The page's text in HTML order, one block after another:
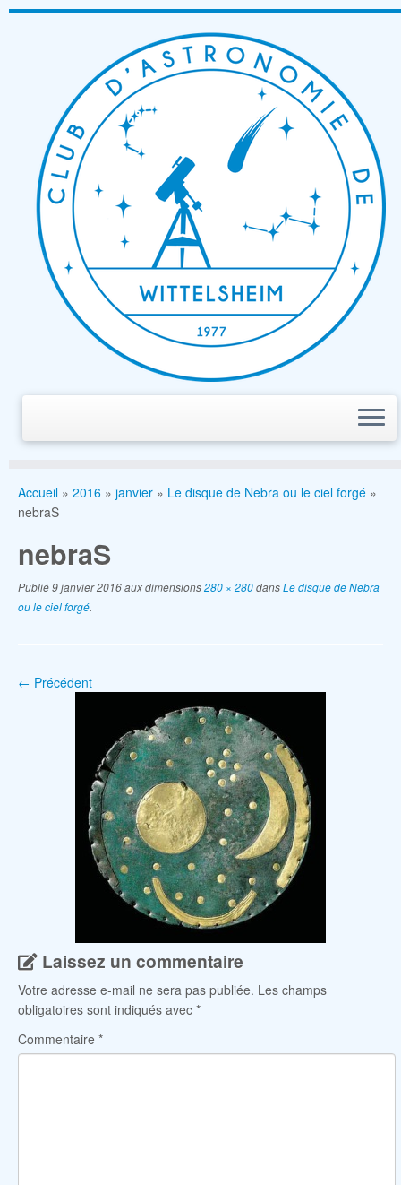
Passer
Accueil » 2016 » janvier » Le disque de Nebra ou le ciel forgé »
nebraS
nebraS
Publié9 janvier 2016aux dimensions280 × 280dansLe disque de Nebra
ou le ciel forgé.
← Précédent
Laissez un commentaire
Votre adresse e-mail ne sera pas publiée. Les champs
obligatoires sont indiqués avec *
Commentaire *